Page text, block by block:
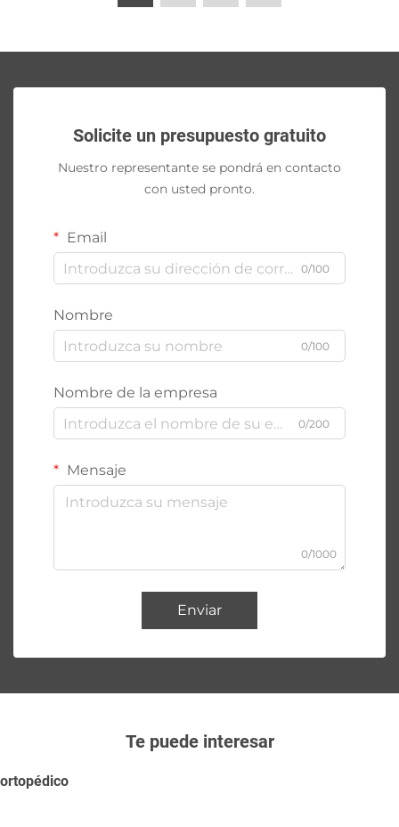
Solicite un presupuesto gratuito
Nuestro representante se pondrá en contacto
con usted pronto.
Email
0/100
Nombre
0/100
Nombre de la empresa
0/200
Mensaje
0/1000
Enviar
Te puede interesar
ortopédico